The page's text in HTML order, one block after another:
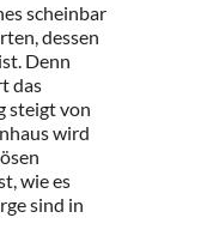
scheinbar
dessen
Denn
das
steigt von
wird
wie es
sind in